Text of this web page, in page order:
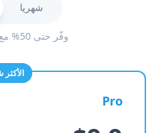
شهريا
وفّر حتى 50% مع الخطة السنوية
الأكثر
Pro